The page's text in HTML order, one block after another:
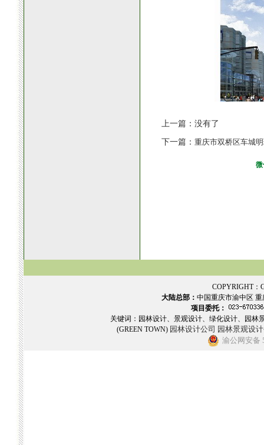
上一篇：没有了
下一篇： 重庆市双桥区车城
COPYRIGHT：
大陆总部： 中国重庆市渝中区
项目委托：
关键词：园林设计、景观设计、绿化设计、园林
(GREEN TOWN) 园林设计公司 园林景观设
渝公网安备